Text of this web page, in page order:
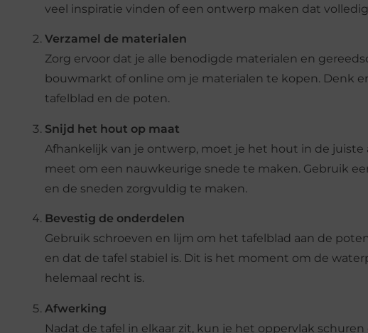
veel inspiratie vinden of een ontwerp maken dat
Verzamel de materialen
Zorg ervoor dat je alle benodigde materialen en
bouwmarkt of online om je materialen te kopen. Denk
tafelblad en de poten.
Snijd het hout op maat
Afhankelijk van je ontwerp, moet je het hout in de
meet om een nauwkeurige snede te maken. Gebruik
en de sneden zorgvuldig te maken.
Bevestig de onderdelen
Gebruik schroeven en lijm om het tafelblad aan de
en dat de tafel stabiel is. Dit is het moment om de
helemaal recht is.
Afwerking
Nadat de tafel in elkaar zit, kun je het oppervlak